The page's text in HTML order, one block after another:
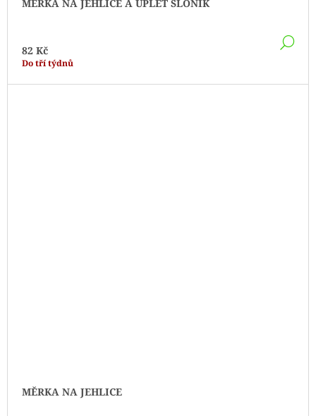
MĚRKA NA JEHLICE A ÚPLET SLONÍK
82 Kč
Do tří týdnů
MĚRKA NA JEHLICE